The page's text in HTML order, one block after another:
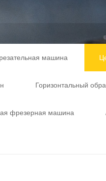
машина
Горизонтальный
фрезерная машина